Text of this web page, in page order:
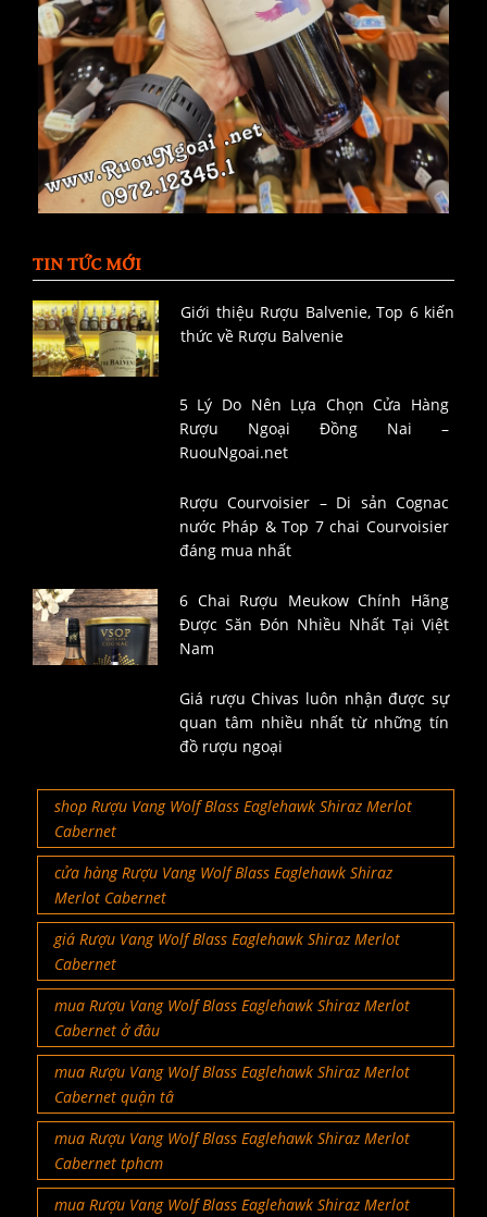
TIN TỨC MỚI
Giới thiệu Rượu Balvenie, Top 6 kiến
thức về Rượu Balvenie
5 Lý Do Nên Lựa Chọn Cửa Hàng
Rượu Ngoại Đồng Nai –
RuouNgoai.net
Rượu Courvoisier – Di sản Cognac
nước Pháp & Top 7 chai Courvoisier
đáng mua nhất
6 Chai Rượu Meukow Chính Hãng
Được Săn Đón Nhiều Nhất Tại Việt
Nam
Giá rượu Chivas luôn nhận được sự
quan tâm nhiều nhất từ những tín
đồ rượu ngoại
shop Rượu Vang Wolf Blass Eaglehawk Shiraz Merlot
Cabernet
cửa hàng Rượu Vang Wolf Blass Eaglehawk Shiraz
Merlot Cabernet
giá Rượu Vang Wolf Blass Eaglehawk Shiraz Merlot
Cabernet
mua Rượu Vang Wolf Blass Eaglehawk Shiraz Merlot
Cabernet ở đâu
mua Rượu Vang Wolf Blass Eaglehawk Shiraz Merlot
Cabernet quận tâ
mua Rượu Vang Wolf Blass Eaglehawk Shiraz Merlot
Cabernet tphcm
mua Rượu Vang Wolf Blass Eaglehawk Shiraz Merlot